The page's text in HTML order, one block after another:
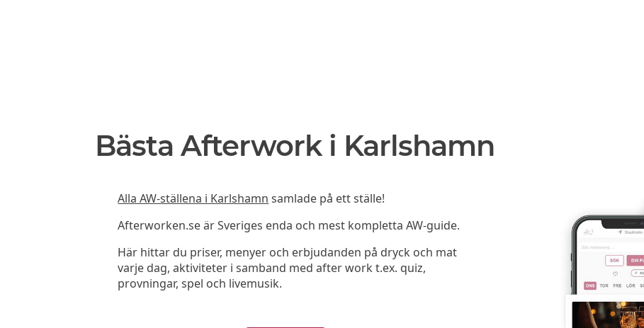
Bästa Afterwork i Karlshamn
Alla AW-ställena i Karlshamn samlade på ett ställe!
Afterworken.se är Sveriges enda och mest kompletta AW-guide.
Här hittar du priser, menyer och erbjudanden på dryck och mat
varje dag, aktiviteter i samband med after work t.ex. quiz,
provningar, spel och livemusik.